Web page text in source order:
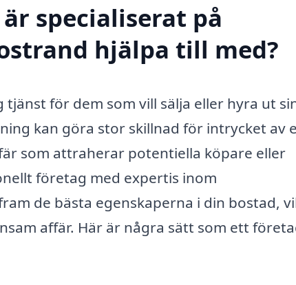
specialiserat på
hjälpa till med?
för dem som vill sälja eller hyra ut
kan göra stor skillnad för intrycket av
som attraherar potentiella köpare eller
företag med expertis inom
de bästa egenskaperna i din bostad,
affär. Här är några sätt som ett